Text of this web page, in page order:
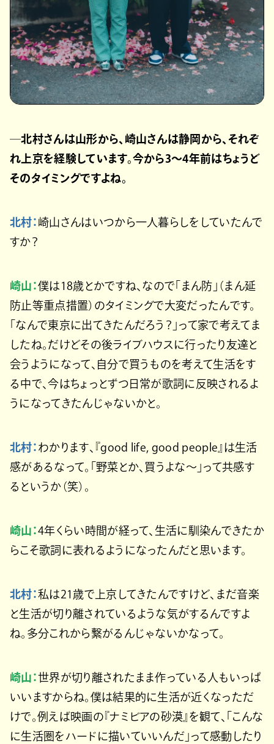
─北村さんは山形から、崎山さんは静岡から、それぞ
れ上京を経験しています。今から3〜4年前はちょうど
そのタイミングですよね。
北村： 崎山さんはいつから一人暮らしをしていたんで
すか？
崎山：僕は18歳とかですね、なので「まん防」（まん延
防止等重点措置）のタイミングで大変だったんです。
「なんで東京に出てきたんだろう？」って家で考えてま
したね。だけどその後ライブハウスに行ったり友達と
会うようになって、自分で買うものを考えて生活をす
る中で、今はちょっとずつ日常が歌詞に反映されるよ
うになってきたんじゃないかと。
北村： わかります、『good life, good people』は生活
感があるなって。「野菜とか、買うよな〜」って共感す
るというか（笑）。
崎山：4年くらい時間が経って、生活に馴染んできたか
らこそ歌詞に表れるようになったんだと思います。
北村：私は21歳で上京してきたんですけど、まだ音楽
と生活が切り離されているような気がするんですよ
ね。多分これから繋がるんじゃないかなって。
崎山：世界が切り離されたまま作っている人もいっぱ
いいますからね。僕は結果的に生活が近くなっただ
けで。例えば映画の『ナミビアの砂漠』を観て、「こんな
に生活圏をハードに描いていいんだ」って感動したり